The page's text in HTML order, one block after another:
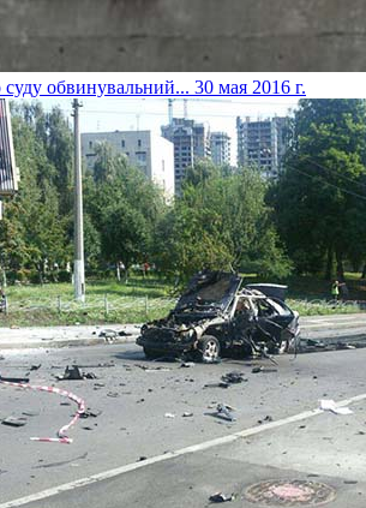
обвинувальний... 30 мая 2016 г.